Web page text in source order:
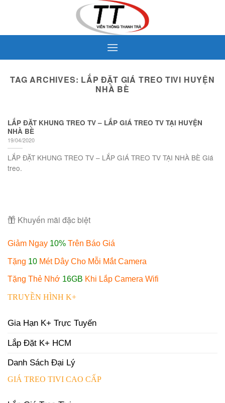
TAG ARCHIVES: LẮP ĐẶT GIÁ TREO TIVI HUYỆN
NHÀ BÈ
LẮP ĐẶT KHUNG TREO TV – LẮP GIÁ TREO TV TẠI HUYỆN
NHÀ BÈ
19/04/2020
LẮP ĐẶT KHUNG TREO TV – LẮP GIÁ TREO TV TẠI NHÀ BÈ Giá
treo.
Khuyến mãi đặc biệt
Giảm Ngay 10% Trên Báo Giá
Tặng 10 Mét Dây Cho Mỗi Mắt Camera
Tặng Thẻ Nhớ 16GB Khi Lắp Camera Wifi
TRUYỀN HÌNH K+
Gia Hạn K+ Trực Tuyến
Lắp Đặt K+ HCM
Danh Sách Đại Lý
GIÁ TREO TIVI CAO CẤP